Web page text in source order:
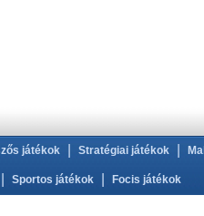
játékok Stratégiai játékok
Sportos játékok Focis játékok